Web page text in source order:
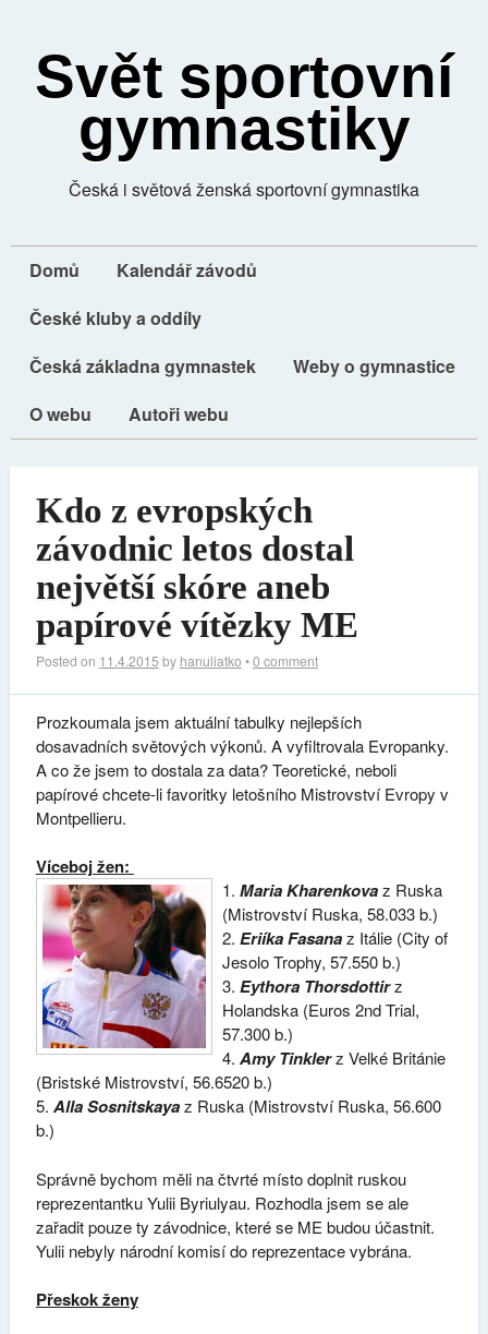
Svět sportovní
gymnastiky
Česká i světová ženská sportovní gymnastika
Domů
Kalendář závodů
České kluby a oddíly
Česká základna gymnastek
Weby o gymnastice
O webu
Autoři webu
Kdo z evropských
závodnic letos dostal
největší skóre aneb
papírové vítězky ME
Posted on 11.4.2015 by hanuliatko •0 comment
Prozkoumala jsem aktuální tabulky nejlepších
dosavadních světových výkonů. A vyfiltrovala Evropanky.
A co že jsem to dostala za data? Teoretické, neboli
papírové chcete-li favoritky letošního Mistrovství Evropy v
Montpellieru.
Víceboj žen:
1.Maria Kharenkovaz Ruska
(Mistrovství Ruska, 58.033 b.)
2.Eriíka Fasanaz Itálie (City of
Jesolo Trophy, 57.550 b.)
3.Eythora Thorsdottirz
Holandska (Euros 2nd Trial,
57.300 b.)
4.Amy Tinklerz Velké Británie
(Bristské Mistrovství, 56.6520 b.)
5. Alla Sosnitskayaz Ruska (Mistrovství Ruska, 56.600
b.)
Správně bychom měli na čtvrté místo doplnit ruskou
reprezentantku Yulii Byriulyau. Rozhodla jsem se ale
zařadit pouze ty závodnice, které se ME budou účastnit.
Yulii nebyly národní komisí do reprezentace vybrána.
Přeskok ženy